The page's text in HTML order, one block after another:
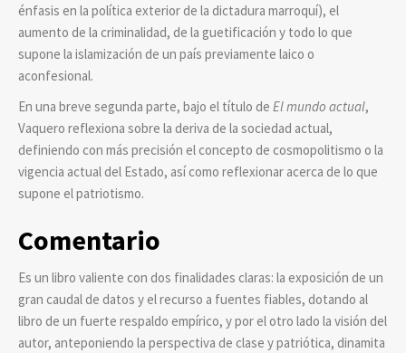
énfasis en la política exterior de la dictadura marroquí), el
aumento de la criminalidad, de la guetificación y todo lo que
supone la islamización de un país previamente laico o
aconfesional.
En una breve segunda parte, bajo el título de El mundo actual,
Vaquero reflexiona sobre la deriva de la sociedad actual,
definiendo con más precisión el concepto de cosmopolitismo o la
vigencia actual del Estado, así como reflexionar acerca de lo que
supone el patriotismo.
Comentario
Es un libro valiente con dos finalidades claras: la exposición de un
gran caudal de datos y el recurso a fuentes fiables, dotando al
libro de un fuerte respaldo empírico, y por el otro lado la visión del
autor, anteponiendo la perspectiva de clase y patriótica, dinamita